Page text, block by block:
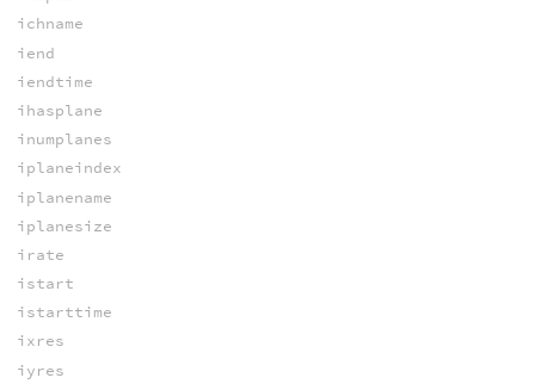
ichname
iend
iendtime
ihasplane
inumplanes
iplaneindex
iplanename
iplanesize
irate
istart
istarttime
ixres
iyres